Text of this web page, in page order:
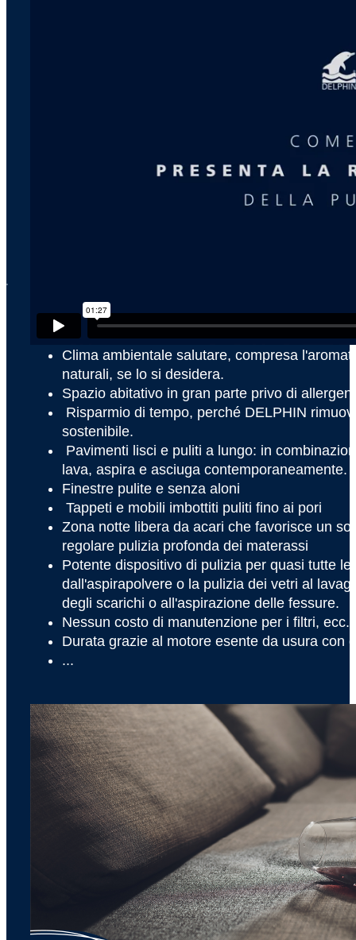
x
QUALI VANTAGGI
Ecco solo alcuni dei vantaggi che un DELPHIN porta
Clima ambientale salutare, compresa
naturali, se lo si desidera.
Spazio abitativo in gran parte privo di allergeni
Risparmio di tempo, perché DELPHIN
sostenibile.
Pavimenti lisci e puliti a lungo: in
lava, aspira e asciuga contemporaneamente.
Finestre pulite e senza aloni
Tappeti e mobili imbottiti puliti fino ai pori
Zona notte libera da acari che favorisce un
regolare pulizia profonda dei materassi
Potente dispositivo di pulizia per quasi tutte le
dall'aspirapolvere o la pulizia dei vetri al
degli scarichi o all'aspirazione delle fessure.
Nessun costo di manutenzione per i filtri, ecc.
Durata grazie al motore esente da usura con
...